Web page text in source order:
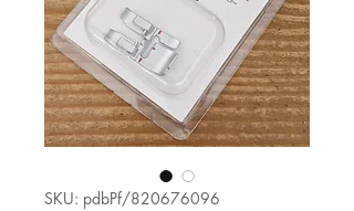
SKU: pdbPf/820676096